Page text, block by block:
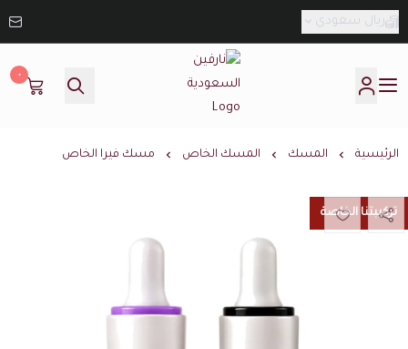
ريال سعودي
نارفين السعودية
٠
الرئيسية المسك المسك الخاص مسك فيرا الخاص
تركيبتنا الخاصة